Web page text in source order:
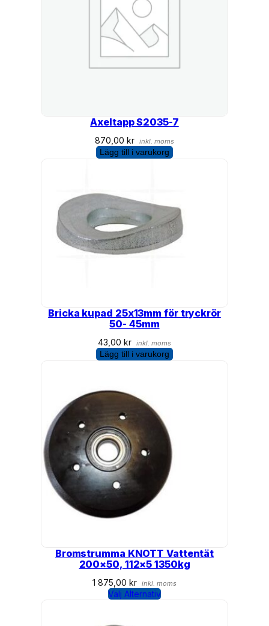
Axeltapp S2035-7
870,00 kr inkl. moms
Lägg till i varukorg
Bricka kupad 25x13mm för tryckrör
50- 45mm
43,00 kr inkl. moms
Lägg till i varukorg
Bromstrumma KNOTT Vattentät
200×50, 112×5 1350kg
1 875,00 kr inkl. moms
Välj Alternativ